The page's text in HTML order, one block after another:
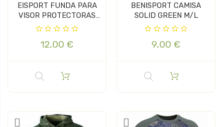
EISPORT FUNDA PARA
VISOR PROTECTORAS
DE...
12,00 €
BENISPORT CAMISA
SOLID GREEN M/L
9,00 €